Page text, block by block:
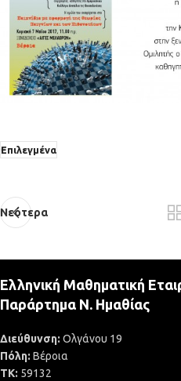
Επιλεγμένα
Νεότερα
Ελληνική Μαθηματική
Παράρτημα Ν. Ημαθίας
Διεύθυνση: Ολγάνου 19
Πόλη: Βέροια
ΤΚ: 59132